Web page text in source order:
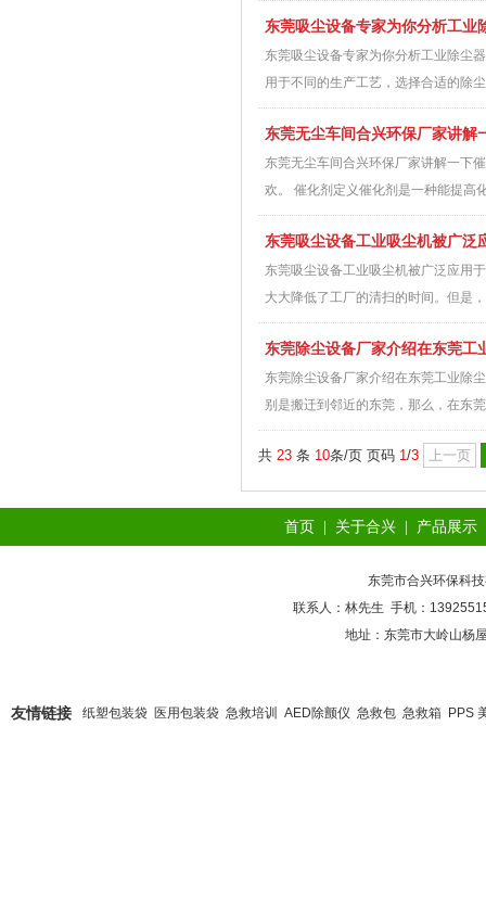
东莞吸尘设备专家为你分析工业
东莞吸尘设备专家为你分析工业除尘
用于不同的生产工艺，选择合适的除
东莞无尘车间合兴环保厂家讲解
东莞无尘车间合兴环保厂家讲解一下
欢。 催化剂定义催化剂是一种能提高
东莞吸尘设备工业吸尘机被广泛
东莞吸尘设备工业吸尘机被广泛应用
大大降低了工厂的清扫的时间。但是
东莞除尘设备厂家介绍在东莞工
东莞除尘设备厂家介绍在东莞工业除
别是搬迁到邻近的东莞，那么，在东
共 23 条 10条/页 页码 1/3 上一页
首页 关于合兴 产品展示
东莞市合兴环保科
联系人：林先生 手机：
地址：东莞市大岭山杨
友情链接 纸塑包装袋 医用包装袋 急救培训 AED除颤仪 急救包 急救箱 PPS